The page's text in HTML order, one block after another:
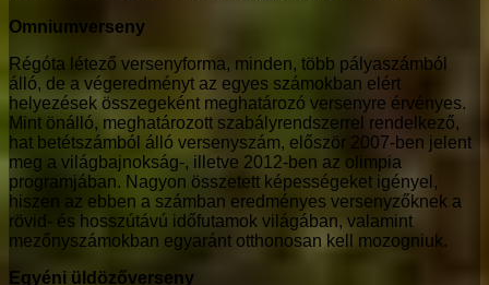
Omniumverseny
Régóta létező versenyforma, minden, több pályaszámból
álló, de a végeredményt az egyes számokban elért
helyezések összegeként meghatározó versenyre érvényes.
Mint önálló, meghatározott szabályrendszerrel rendelkező,
hat betétszámból álló versenyszám, először 2007-ben jelent
meg a világbajnokság-, illetve 2012-ben az olimpia
programjában. Nagyon összetett képességeket igényel,
hiszen az ebben a számban eredményes versenyzőknek a
rövid- és hosszútávú időfutamok világában, valamint
mezőnyszámokban egyaránt otthonosan kell mozogniuk.
Egyéni üldözőverseny